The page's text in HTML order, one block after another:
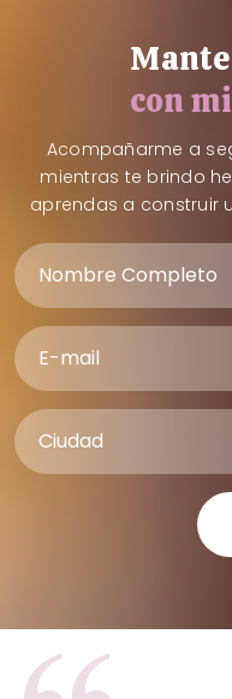
con
Acompañarme a
mientras te brindo
aprendas a construir